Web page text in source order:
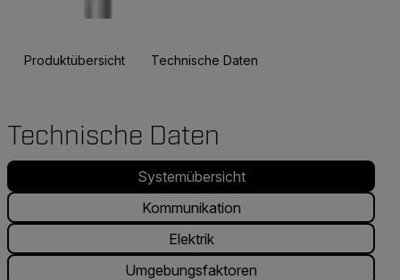
Produktübersicht Technische Daten
Technische Daten
Systemübersicht
Kommunikation
Elektrik
Umgebungsfaktoren